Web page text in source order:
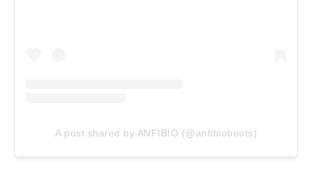
A post shared by ANFIBIO (@anfibioboots)